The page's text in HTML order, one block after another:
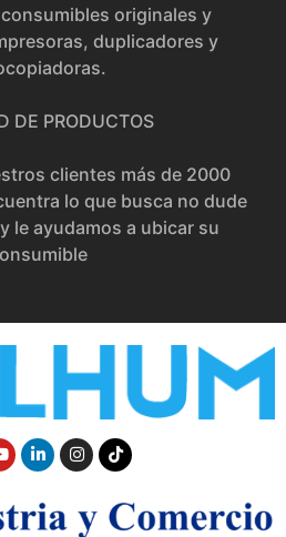
originales y
duplicadores y
DE PRODUCTOS
clientes más de 2000
lo que busca no dude
le ayudamos a ubicar su